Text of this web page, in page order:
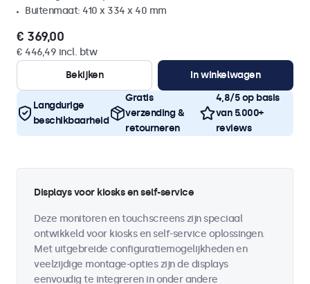
Buitenmaat: 410 x 334 x 40 mm
€ 369,00
€ 446,49 incl. btw
Bekijken
In winkelwagen
Langdurige
beschikbaarheid
Gratis
verzending &
retourneren
4,8/5 op basis
van 5.000+
reviews
Displays voor kiosks en self-service
Deze monitoren en touchscreens zijn speciaal
ontwikkeld voor kiosks en self-service oplossingen.
Met uitgebreide configuratiemogelijkheden en
veelzijdige montage-opties zijn de displays
eenvoudig te integreren in onder andere